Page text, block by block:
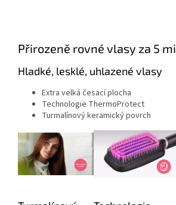
Přirozeně rovné vlasy za 5
Hladké, lesklé, uhlazené vlasy
Extra velká česací plocha
Technologie ThermoProtect
Turmalínový keramický povrch